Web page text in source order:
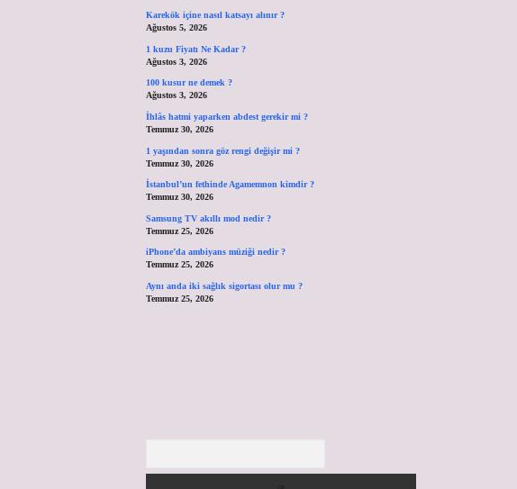
Karekök içine nasıl katsayı alınır ?
Ağustos 5, 2026
1 kuzu Fiyatı Ne Kadar ?
Ağustos 3, 2026
100 kusur ne demek ?
Ağustos 3, 2026
İhlâs hatmi yaparken abdest gerekir mi ?
Temmuz 30, 2026
1 yaşından sonra göz rengi değişir mi ?
Temmuz 30, 2026
İstanbul’un fethinde Agamemnon kimdir ?
Temmuz 30, 2026
Samsung TV akıllı mod nedir ?
Temmuz 25, 2026
iPhone’da ambiyans müziği nedir ?
Temmuz 25, 2026
Aynı anda iki sağlık sigortası olur mu ?
Temmuz 25, 2026